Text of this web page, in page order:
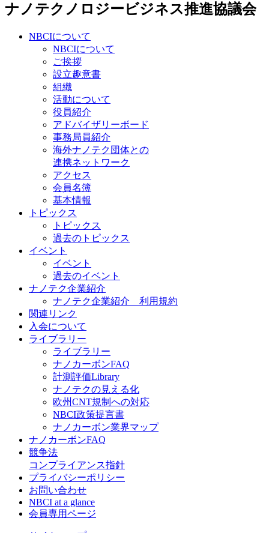
ナノテクノロジービジネス推進協議会
NBCIについて
NBCIについて
ご挨拶
設立趣意書
組織
活動について
役員紹介
アドバイザリーボード
事務局員紹介
海外ナノテク団体との
連携ネットワーク
アクセス
会員名簿
基本情報
トピックス
トピックス
過去のトピックス
イベント
イベント
過去のイベント
ナノテク企業紹介
ナノテク企業紹介 利用規約
関連リンク
入会について
ライブラリー
ライブラリー
ナノカーボンFAQ
計測評価Library
ナノテクの見える化
欧州CNT規制への対応
NBCI政策提言書
ナノカーボン業界マップ
ナノカーボンFAQ
競争法
コンプライアンス指針
プライバシーポリシー
お問い合わせ
NBCI at a glance
会員専用ページ